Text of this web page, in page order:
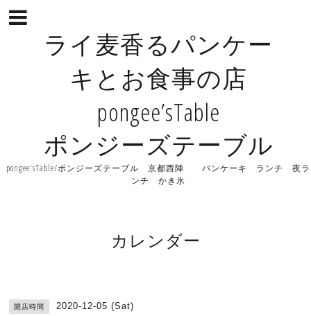
ライ麦香るパンケー
キとお食事の店
pongee’sTable
ポンジーズテーブル
pongee'sTable/ポンジーズテーブル 京都西陣 パンケーキ ランチ 夜ラ
ンチ かき氷
カレンダー
開店時間 2020-12-05 (Sat)